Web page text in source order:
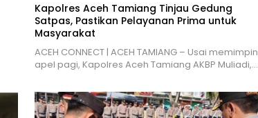
Kapolres Aceh Tamiang Tinjau Gedung
Satpas, Pastikan Pelayanan Prima untuk
Masyarakat
ACEH CONNECT | ACEH TAMIANG – Usai memimpin
apel pagi, Kapolres Aceh Tamiang AKBP Muliadi,…